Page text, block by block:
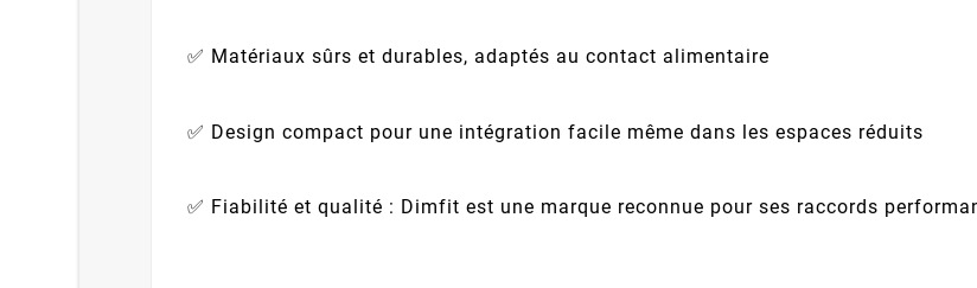
✅ Matériaux sûrs et durables, adaptés au contact alimentaire
✅ Design compact pour une intégration facile même dans les espaces réduits
✅ Fiabilité et qualité : Dimfit est une marque reconnue pour ses raccords